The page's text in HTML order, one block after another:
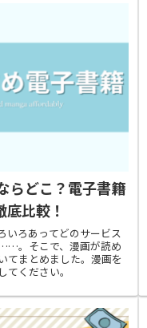
らどこ？電子書籍
比較！
いろあってどのサービス
。そこで、漫画が読め
てまとめました。漫画を
ください。